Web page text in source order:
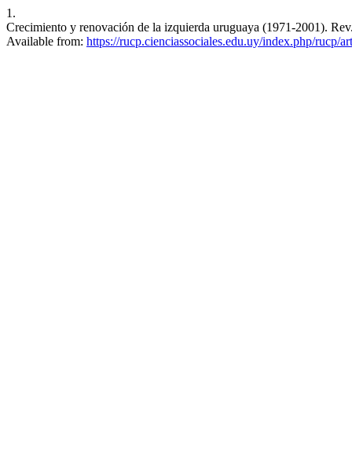
1.
Crecimiento y renovación de la izquierda uruguaya (1971-2001).
Available from: https://rucp.cienciassociales.edu.uy/index.php/rucp/